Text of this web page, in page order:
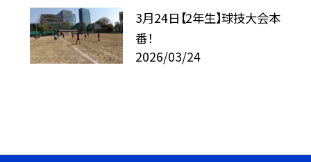
3月24日【2年生】球技大会本
番！
2026/03/24